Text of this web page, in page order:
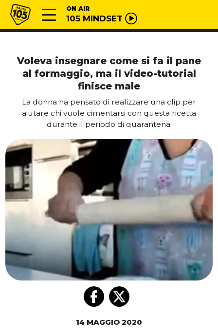
Vai al contenuto
Radio 105 ON AIR
105 MINDSET
Voleva insegnare come si fa il pane
al formaggio, ma il video-tutorial
finisce male
La donna ha pensato di realizzare una clip per
aiutare chi vuole cimentarsi con questa ricetta
durante il periodo di quarantena.
14 MAGGIO 2020